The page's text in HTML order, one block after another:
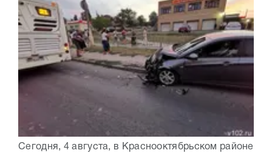
Сегодня, 4 августа, в Краснооктябрьском районе